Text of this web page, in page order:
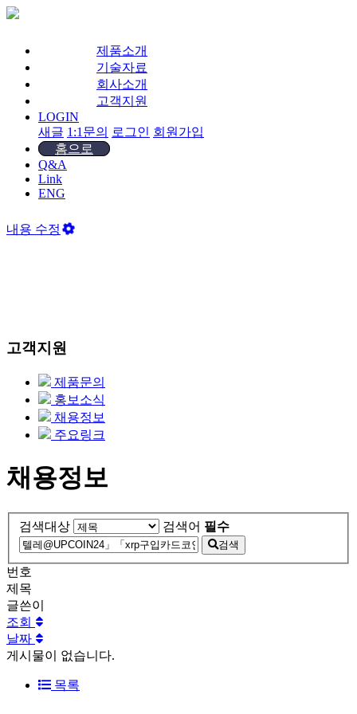
제품소개
기술자료
회사소개
고객지원
LOGIN
새글 1:1문의 로그인 회원가입
홈으로
Q&A
Link
ENG
내용 수정
고객지원
제품문의
홍보소식
채용정보
주요링크
채용정보
검색대상 검색어 필수
검색
번호
제목
글쓴이
조회
날짜
게시물이 없습니다.
목록